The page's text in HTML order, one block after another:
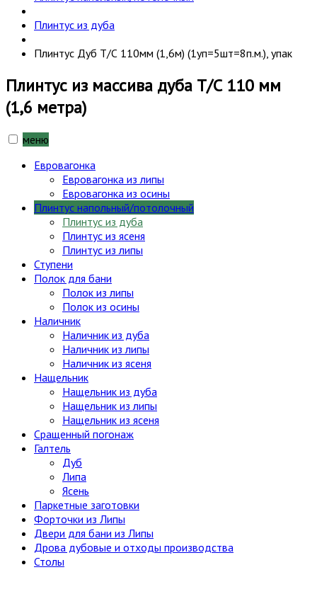
Плинтус из дуба
Плинтус Дуб Т/С 110мм (1,6м) (1уп=5шт=8п.м.), упак
Плинтус из массива дуба Т/С 110 мм
(1,6 метра)
меню
Евровагонка
Евровагонка из липы
Евровагонка из осины
Плинтус напольный/потолочный
Плинтус из дуба
Плинтус из ясеня
Плинтус из липы
Ступени
Полок для бани
Полок из липы
Полок из осины
Наличник
Наличник из дуба
Наличник из липы
Наличник из ясеня
Нащельник
Нащельник из дуба
Нащельник из липы
Нащельник из ясеня
Сращенный погонаж
Галтель
Дуб
Липа
Ясень
Паркетные заготовки
Форточки из Липы
Двери для бани из Липы
Дрова дубовые и отходы производства
Столы